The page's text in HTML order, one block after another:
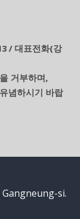
/ 대표전화(강
거부하며,
념하시기 바랍
si.